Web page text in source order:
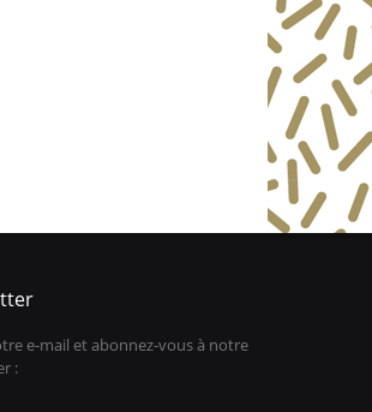
e-mail et abonnez-vous à notre
: